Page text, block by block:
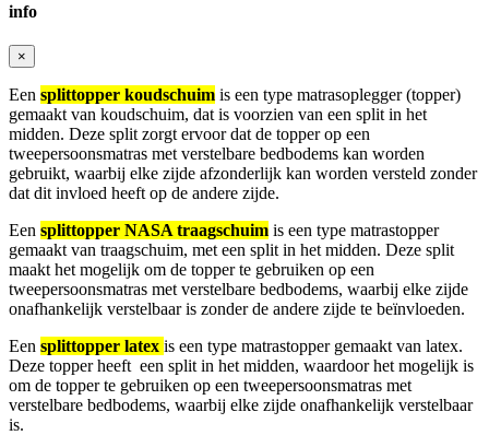
info
×
Een splittopper koudschuim is een type matrasoplegger (topper)
gemaakt van koudschuim, dat is voorzien van een split in het
midden. Deze split zorgt ervoor dat de topper op een
tweepersoonsmatras met verstelbare bedbodems kan worden
gebruikt, waarbij elke zijde afzonderlijk kan worden versteld zonder
dat dit invloed heeft op de andere zijde.
Een splittopper NASA traagschuim is een type matrastopper
gemaakt van traagschuim, met een split in het midden. Deze split
maakt het mogelijk om de topper te gebruiken op een
tweepersoonsmatras met verstelbare bedbodems, waarbij elke zijde
onafhankelijk verstelbaar is zonder de andere zijde te beïnvloeden.
Een splittopper latex is een type matrastopper gemaakt van latex.
Deze topper heeft een split in het midden, waardoor het mogelijk is
om de topper te gebruiken op een tweepersoonsmatras met
verstelbare bedbodems, waarbij elke zijde onafhankelijk verstelbaar
is.